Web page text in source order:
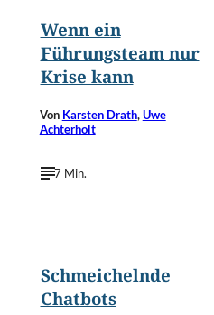
Wenn ein
Führungsteam nur
Krise kann
Von Karsten Drath,Uwe
Achterholt
7 Min.
Schmeichelnde
Chatbots